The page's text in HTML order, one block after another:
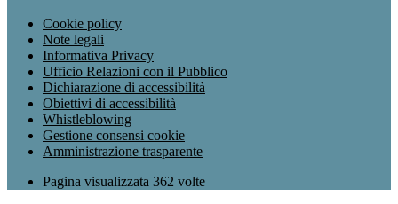
Cookie policy
Note legali
Informativa Privacy
Ufficio Relazioni con il Pubblico
Dichiarazione di accessibilità
Obiettivi di accessibilità
Whistleblowing
Gestione consensi cookie
Amministrazione trasparente
Pagina visualizzata 362 volte